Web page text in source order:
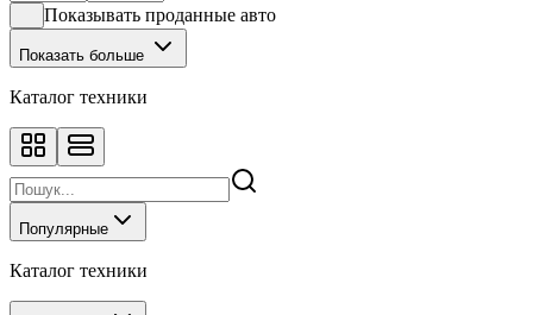
Показывать проданные авто
Показать больше
Каталог техники
Популярные
Каталог техники